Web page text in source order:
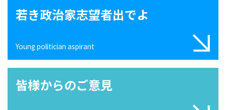
若き政治家志望者出でよ
Young politician aspirant
皆様からのご意見